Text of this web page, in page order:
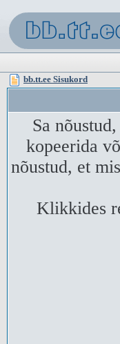
bb.tt.ee Sisukord
Sa
kopeerida
nõustud, et
Klikkides